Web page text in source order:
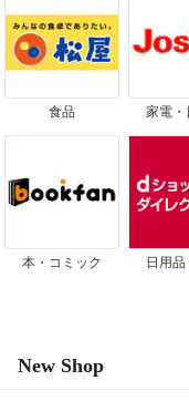
食品 家電・
本・コミック 日用
New Shop